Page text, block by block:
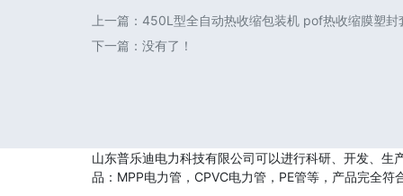
上一篇： 450L型全自动热收缩包装机 pof热收缩膜塑封
下一篇：没有了！
山东普乐迪电力科技有限公司可以进行科研、开发、
品：MPP电力管，CPVC电力管，PE管等，产品完全